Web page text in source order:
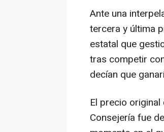
Ante una
tercera y última
estatal que
tras competir
decían que
El precio
Consejería fue